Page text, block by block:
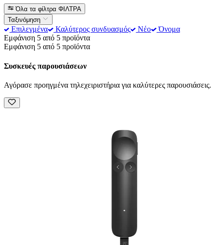
Όλα τα φίλτρα ΦΙΛΤΡΑ
Ταξινόμηση
Επιλεγμένα Καλύτερος συνδυασμός Νέο
Όνομα
Εμφάνιση 5 από 5 προϊόντα
Εμφάνιση 5 από 5 προϊόντα
Συσκευές παρουσιάσεων
Αγόρασε προηγμένα τηλεχειριστήρια για καλύτερες παρουσιάσεις.